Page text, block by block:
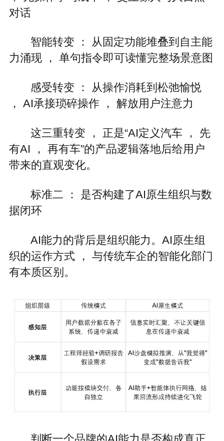
对话
智能转变 ： 从固定功能堆叠到自主能
力涌现 ， 单句指令即可读懂完整场景意图
感受转变 ： 从操作消耗到松弛愉悦
， AI承接琐碎操作 ， 解放用户注意力
这三重转变 ， 正是“AI定义汽车 ， 先
有AI ， 再有车”的产品逻辑落地后给用户
带来的直观变化。
标准二 ： 是否构建了AI原生组织与数
据闭环
AI能力的背后是组织能力。AI原生组
织的运作方式 ， 与传统车企的智能化部门
有本质区别。